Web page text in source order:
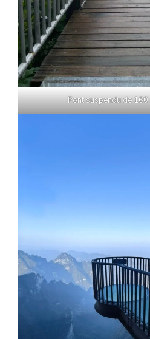
Pont suspendu de